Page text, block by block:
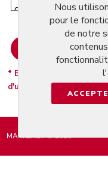
* En cliquant sur
d'utilisation.
Nous
pour le
de notre
MARKEASY © 2026